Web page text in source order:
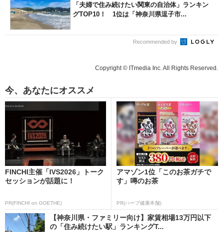
「夫婦で住み続けたい関東の自治体」ランキン
グTOP10！ 1位は「神奈川県逗子市...
Recommended by
Copyright © ITmedia Inc. All Rights Reserved.
今、あなたにオススメ
FINCHI主催「IVS2026」トーク
セッションが話題に！
PR(FINCHI on GOETHE)
アマゾン1位「このお茶ガチで
す」噂のお茶
PR(ハーブ健康本舗)
【神奈川県・ファミリー向け】家賃相場13万円以下
の「住み続けたい駅」ランキングT...